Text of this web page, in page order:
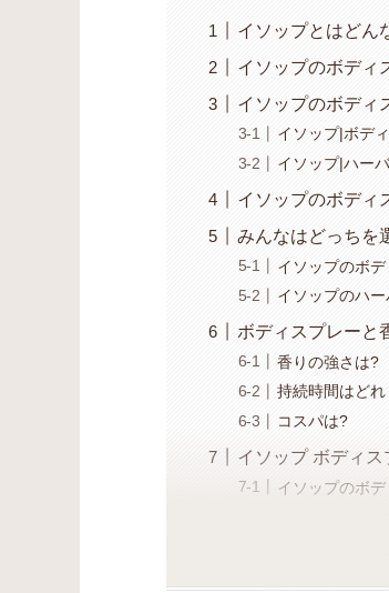
イソップとはどん
イソップのボディ
イソップのボディ
イソップ|ボデ
イソップ|ハー
イソップのボディ
みんなはどっちを
イソップのボ
イソップのハ
ボディスプレーと
香りの強さは?
持続時間はど
コスパは?
イソップ ボディ
イソップのボ